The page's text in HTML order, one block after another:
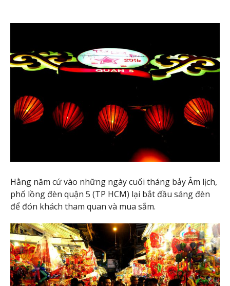
Hằng năm cứ vào những ngày cuối tháng bảy Âm lịch,
phố lồng đèn quận 5 (TP HCM) lại bắt đầu sáng đèn
để đón khách tham quan và mua sắm.